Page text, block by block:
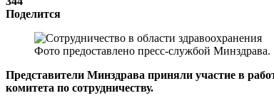
Поделится
Фото предоставлено пресс-службой Минздрава.
Представители Минздрава приняли участие в
комитета по сотрудничеству.